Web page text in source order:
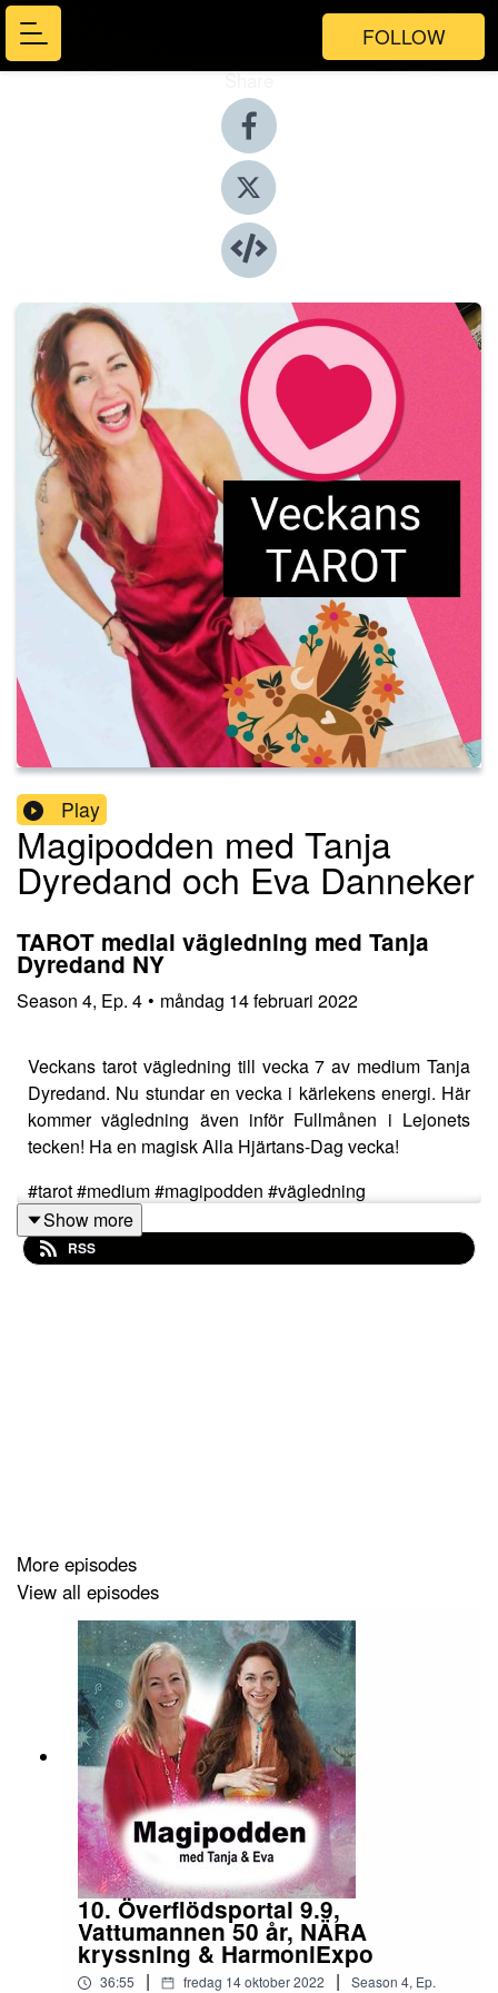
FOLLOW
Share
Play
Magipodden med Tanja
Dyredand och Eva Danneker
TAROT medial vägledning med Tanja
Dyredand NY
Season 4, Ep. 4 • måndag 14 februari 2022
Veckans tarot vägledning till vecka 7 av medium Tanja
Dyredand. Nu stundar en vecka i kärlekens energi. Här
kommer vägledning även inför Fullmånen i Lejonets
tecken! Ha en magisk Alla Hjärtans-Dag vecka!
#tarot #medium #magipodden #vägledning
bokförlag och bokbutik och är chefredaktör för Tidningen
Inspire.
Music creds: Intro music: "Magic You Are" Sweet Dish
remix (solfeggio 432 Hz, Forest treasure, beat by Dan
Hening Arpy )
Följ oss gärna också på www.magipodden.seInsta:
@mindfully_tanjawww.skrattapausa.seFacebook.com/
@inspiretidningen
Show more
RSS
More episodes
View all episodes
10. Överflödsportal 9.9,
Vattumannen 50 år, NÄRA
kryssning & HarmoniExpo
36:55 | fredag 14 oktober 2022 | Season 4, Ep.